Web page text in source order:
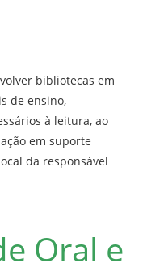
bibliotecas em
de ensino,
à leitura, ao
em suporte
da responsável
Oral e